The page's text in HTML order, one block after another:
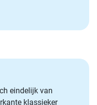
eindelijk van
klassieker